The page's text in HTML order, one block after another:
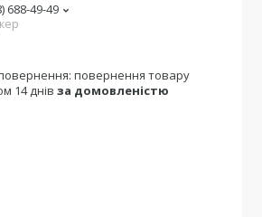
688-49-49
повернення товару
14 днів за домовленістю